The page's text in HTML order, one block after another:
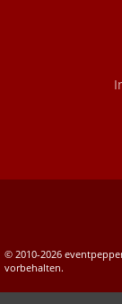
© 2010-2026
vorbehalten.